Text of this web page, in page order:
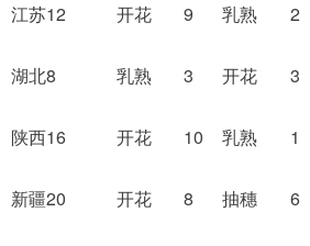
江苏12 开花 9 乳熟 2
湖北8 乳熟 3 开花 3
陕西16 开花 10 乳熟 1
新疆20 开花 8 抽穗 6